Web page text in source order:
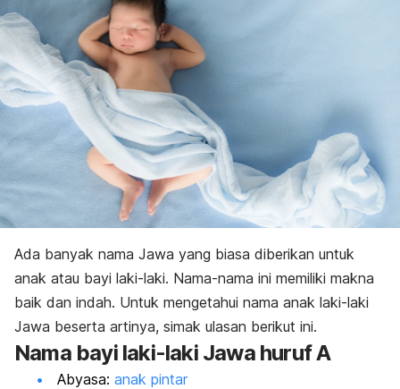
O
P
R
S
Ada banyak nama Jawa yang biasa diberikan untuk
anak atau bayi laki-laki. Nama-nama ini memiliki makna
baik dan indah. Untuk mengetahui nama anak laki-laki
Jawa beserta artinya, simak ulasan berikut ini.
Nama bayi laki-laki Jawa huruf A
Abyasa: anak pintar